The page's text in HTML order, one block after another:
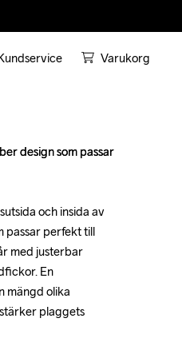
Varukorg
design som passar
och insida av
passar perfekt till
med justerbar
En
mängd olika
plaggets
design som passar
och insida av
passar perfekt till
med justerbar
En
mängd olika
plaggets